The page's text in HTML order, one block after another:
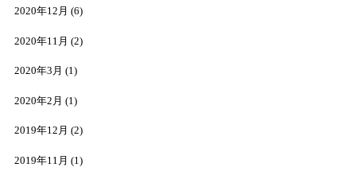
2020年12月 (6)
2020年11月 (2)
2020年3月 (1)
2020年2月 (1)
2019年12月 (2)
2019年11月 (1)